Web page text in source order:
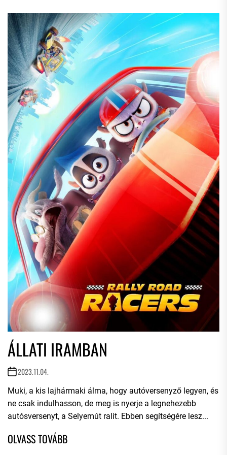
ÁLLATI IRAMBAN
2023.11.04.
Muki, a kis lajhármaki álma, hogy autóversenyző legyen, és
ne csak indulhasson, de meg is nyerje a legnehezebb
autósversenyt, a Selyemút ralit. Ebben segítségére lesz...